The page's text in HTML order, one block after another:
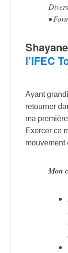
•
l’IFEC
Ayant
retourner
ma
Exercer ce
mouvement
Mon